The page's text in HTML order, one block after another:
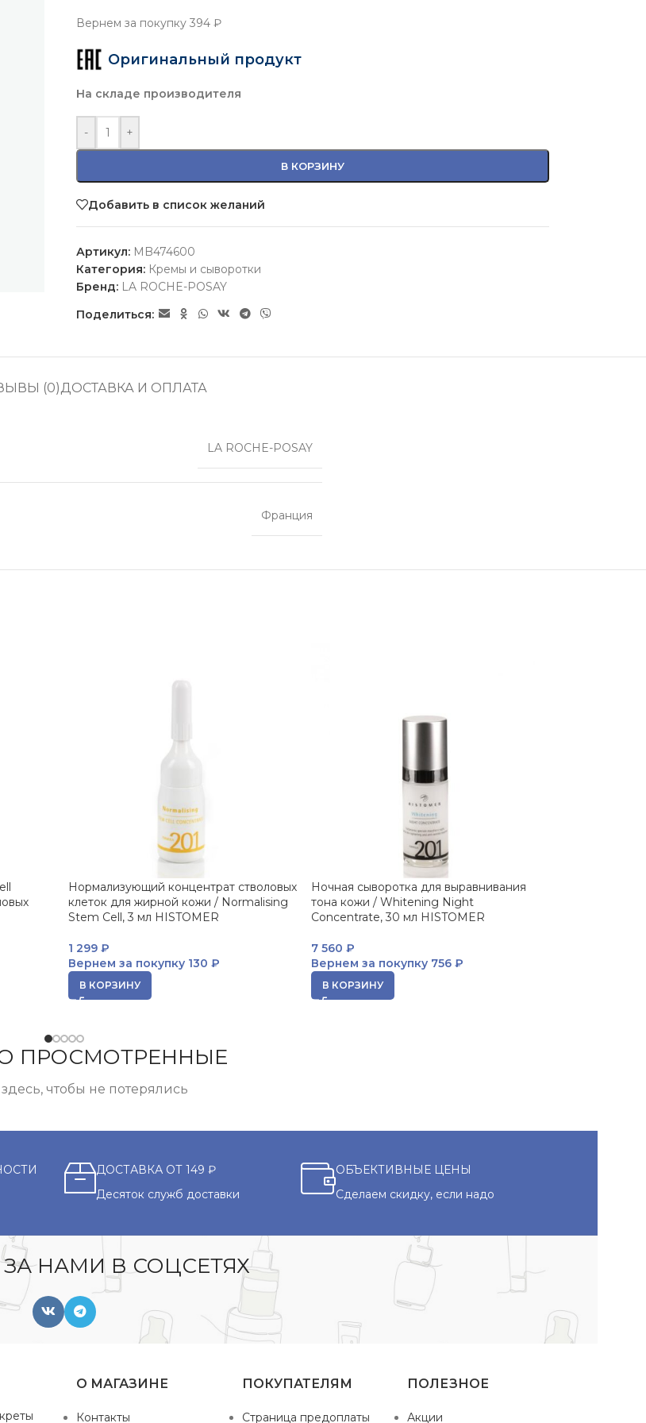
Вернем за покупку394 ₽
Оригинальный продукт
На складе производителя
- +
В КОРЗИНУ
Добавить в список желаний
Артикул: MB474600
Категория: Кремы и сыворотки
Бренд: LA ROCHE-POSAY
Поделиться:
(0)ДОСТАВКА И ОПЛАТА
LA ROCHE-POSAY
Франция
Нормализующий концентрат стволовых
клеток для жирной кожи / Normalising
Stem Cell, 3 мл HISTOMER
1 299 ₽
Вернем за покупку 130 ₽
В КОРЗИНУ
Ночная сыворотка для выравнивания
тона кожи / Whitening Night
Concentrate, 30 мл HISTOMER
7 560 ₽
Вернем за покупку756 ₽
В КОРЗИНУ
ПРОСМОТРЕННЫЕ
чтобы не потерялись
ДОСТАВКА ОТ 149 ₽
Десяток служб доставки
ОБЪЕКТИВНЫЕ ЦЕНЫ
Сделаем скидку, если надо
НАМИ В СОЦСЕТЯХ
О МАГАЗИНЕ
Контакты
ПОКУПАТЕЛЯМ
Страница предоплаты
ПОЛЕЗНОЕ
Акции